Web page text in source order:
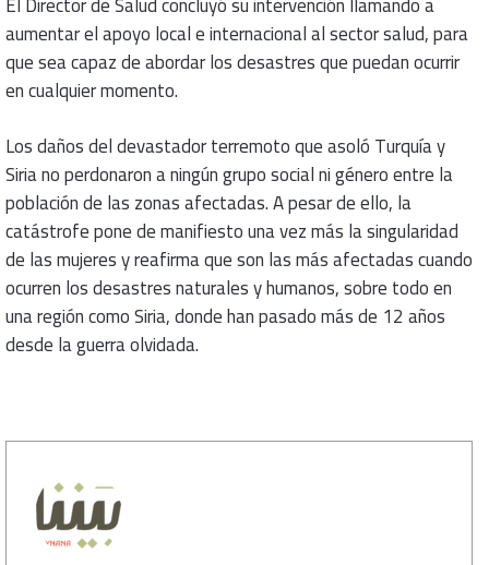
aumentar el apoyo local e internacional al sector salud, para
que sea capaz de abordar los desastres que puedan ocurrir
en cualquier momento.
Los daños del devastador terremoto que asoló Turquía y
Siria no perdonaron a ningún grupo social ni género entre la
población de las zonas afectadas. A pesar de ello, la
catástrofe pone de manifiesto una vez más la singularidad
de las mujeres y reafirma que son las más afectadas cuando
ocurren los desastres naturales y humanos, sobre todo en
una región como Siria, donde han pasado más de 12 años
desde la guerra olvidada.